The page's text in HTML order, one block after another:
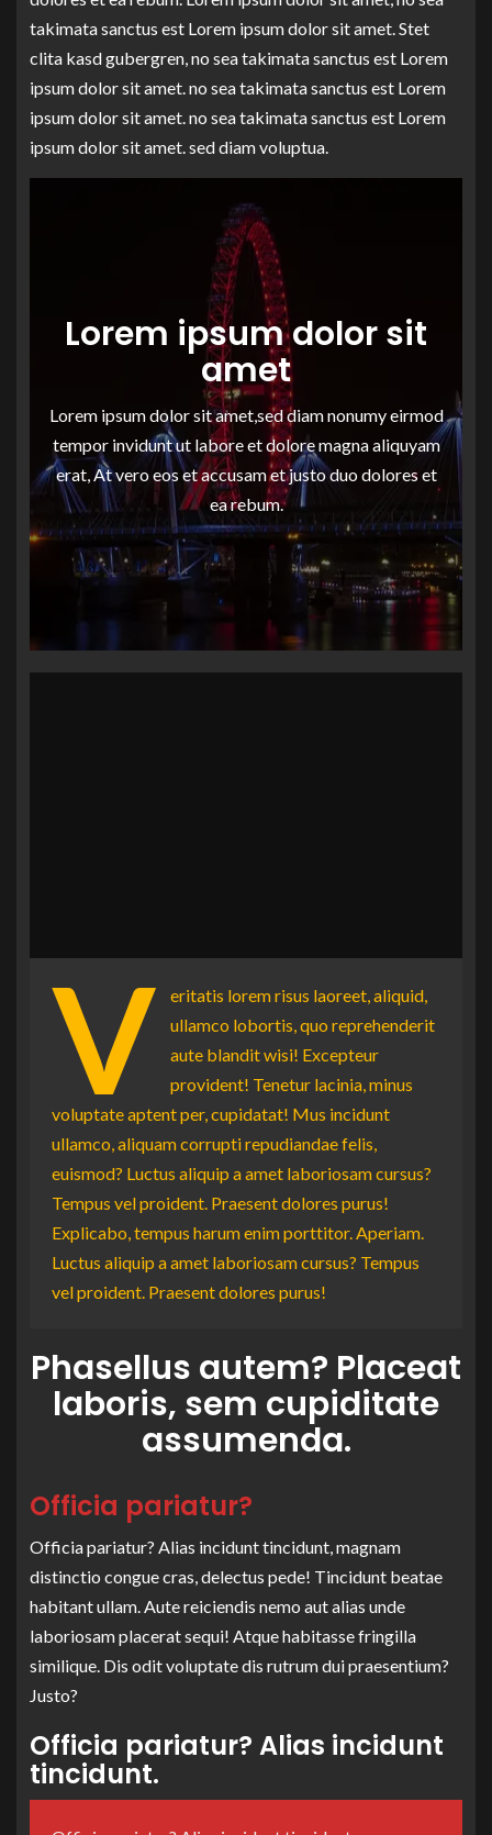
takimata sanctus est Lorem ipsum dolor sit amet. Stet
clita kasd gubergren, no sea takimata sanctus est Lorem
ipsum dolor sit amet. no sea takimata sanctus est Lorem
ipsum dolor sit amet. no sea takimata sanctus est Lorem
ipsum dolor sit amet. sed diam voluptua.
Lorem ipsum dolor sit
amet
Lorem ipsum dolor sit amet,sed diam nonumy eirmod
tempor invidunt ut labore et dolore magna aliquyam
erat, At vero eos et accusam et justo duo dolores et
ea rebum.
V
eritatis lorem risus laoreet, aliquid,
ullamco lobortis, quo reprehenderit
aute blandit wisi! Excepteur
provident! Tenetur lacinia, minus
voluptate aptent per, cupidatat! Mus incidunt
ullamco, aliquam corrupti repudiandae felis,
euismod? Luctus aliquip a amet laboriosam cursus?
Tempus vel proident. Praesent dolores purus!
Explicabo, tempus harum enim porttitor. Aperiam.
Luctus aliquip a amet laboriosam cursus? Tempus
vel proident. Praesent dolores purus!
Phasellus autem? Placeat
laboris, sem cupiditate
assumenda.
Officia pariatur?
Officia pariatur? Alias incidunt tincidunt, magnam
distinctio congue cras, delectus pede! Tincidunt beatae
habitant ullam. Aute reiciendis nemo aut alias unde
laboriosam placerat sequi! Atque habitasse fringilla
similique. Dis odit voluptate dis rutrum dui praesentium?
Justo?
Officia pariatur? Alias incidunt
tincidunt.